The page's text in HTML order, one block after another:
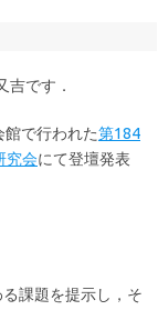
吉です．
で行われた第184
究会にて登壇発表
課題を提示し，そ